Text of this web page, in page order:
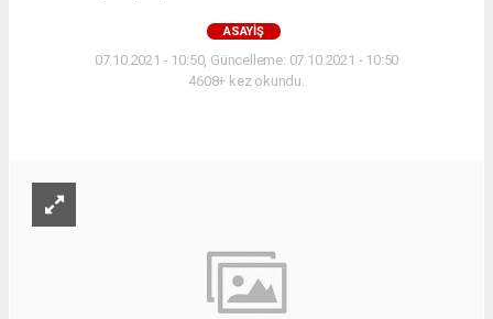
ASAYIŞ
07.10.2021 - 10:50, Güncelleme: 07.10.2021 - 10:50
4608+ kez okundu.